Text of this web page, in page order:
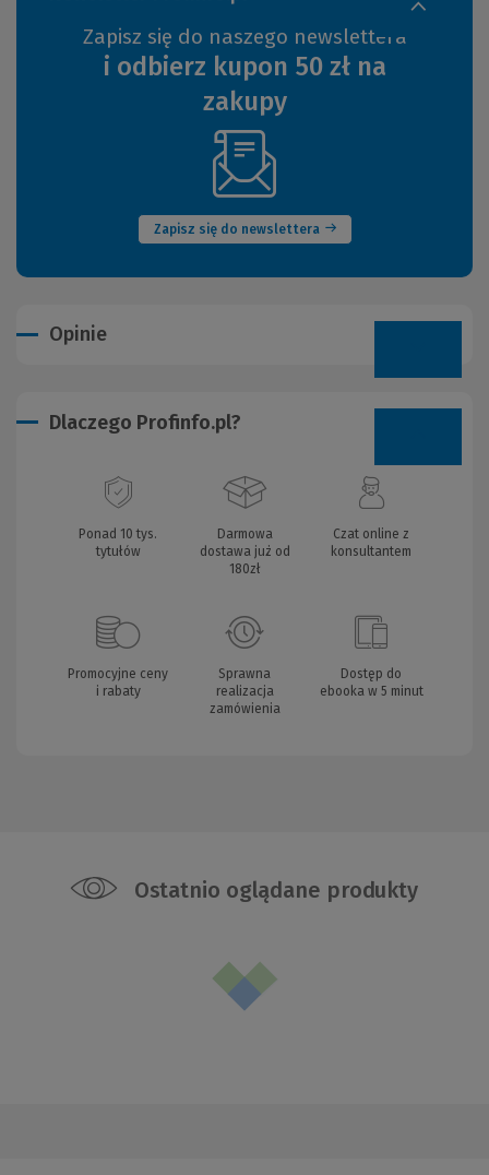
Zapisz się do naszego newslettera
i odbierz kupon 50 zł na
zakupy
Zapisz się do newslettera
(Nowe
okno)
Opinie
Dlaczego Profinfo.pl?
Ponad 10 tys.
tytułów
Darmowa
dostawa już od
180zł
Czat online z
konsultantem
Promocyjne ceny
i rabaty
Sprawna
realizacja
zamówienia
Dostęp do
ebooka w 5 minut
Ostatnio oglądane produkty